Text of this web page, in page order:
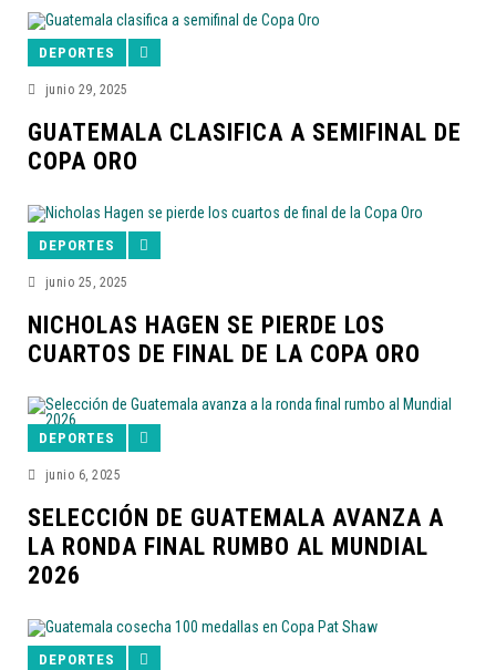
DEPORTES
junio 29, 2025
GUATEMALA CLASIFICA A SEMIFINAL DE
COPA ORO
DEPORTES
junio 25, 2025
NICHOLAS HAGEN SE PIERDE LOS
CUARTOS DE FINAL DE LA COPA ORO
DEPORTES
junio 6, 2025
SELECCIÓN DE GUATEMALA AVANZA A
LA RONDA FINAL RUMBO AL MUNDIAL
2026
DEPORTES